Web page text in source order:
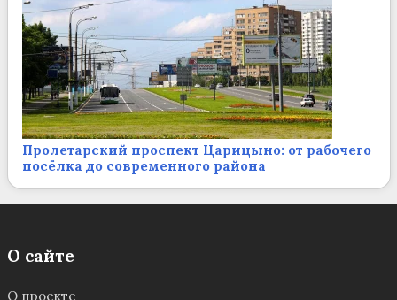
Пролетарский проспект Царицыно: от рабочего
посёлка до современного района
О сайте
О проекте